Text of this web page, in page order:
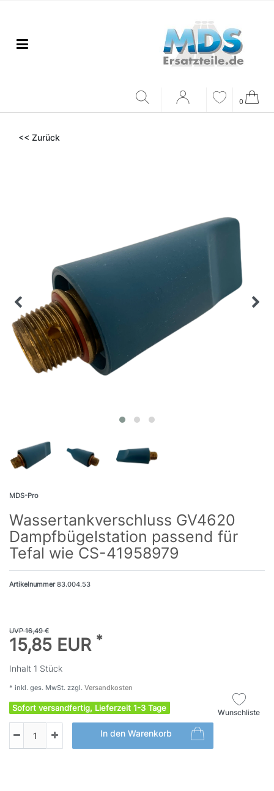
0
<< Zurück
MDS-Pro
Wassertankverschluss GV4620
Dampfbügelstation passend für
Tefal wie CS-41958979
Artikelnummer83.004.53
UVP 16,49 €
15,85 EUR *
Inhalt 1 Stück
* inkl. ges. MwSt. zzgl. Versandkosten
Sofort versandfertig, Lieferzeit 1-3 Tage
In den Warenkorb
Wunschliste